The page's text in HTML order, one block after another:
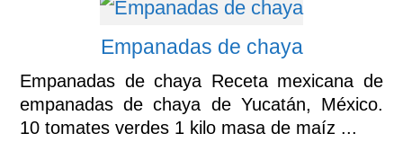
Empanadas de chaya
Empanadas de chaya Receta mexicana de
empanadas de chaya de Yucatán, México.
10 tomates verdes 1 kilo masa de maíz ...